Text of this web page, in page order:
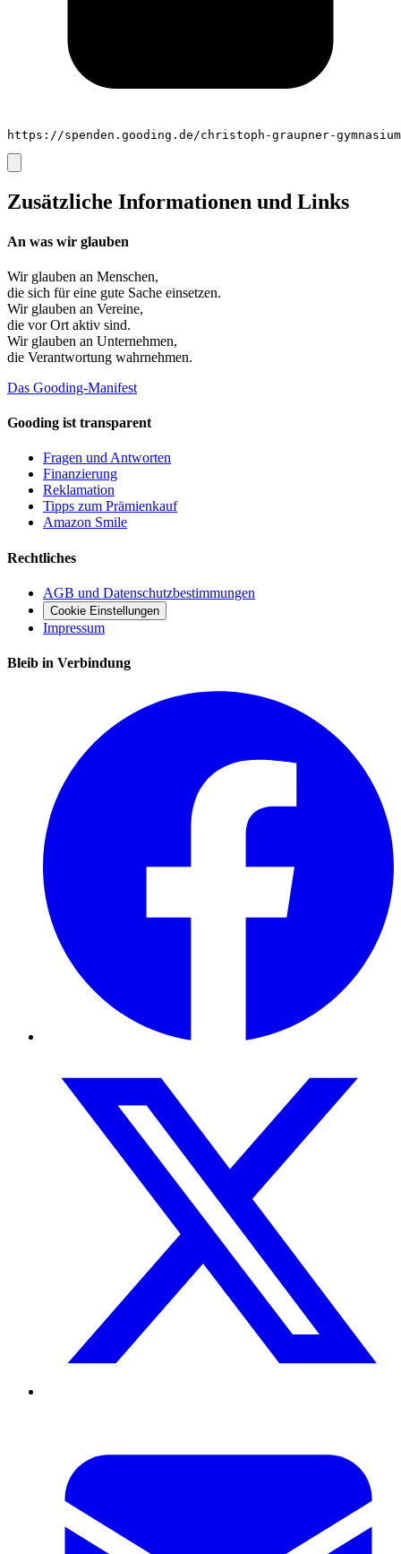
https://spenden.gooding.de/christoph-graupner-
Zusätzliche Informationen und Links
An was wir glauben
Wir glauben an Menschen,
die sich für eine gute Sache einsetzen.
Wir glauben an Vereine,
die vor Ort aktiv sind.
Wir glauben an Unternehmen,
die Verantwortung wahrnehmen.
Das Gooding-Manifest
Gooding ist transparent
Fragen und Antworten
Finanzierung
Reklamation
Tipps zum Prämienkauf
Amazon Smile
Rechtliches
AGB und Datenschutzbestimmungen
Cookie Einstellungen
Impressum
Bleib in Verbindung